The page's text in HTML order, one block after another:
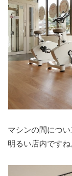
マシンの間につ
明るい店内ですね